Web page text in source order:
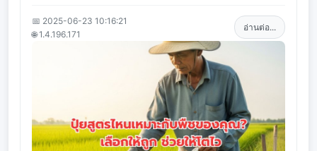
📅 2025-06-23 10:16:21
🌐 1.4.196.171
อ่านต่อ...